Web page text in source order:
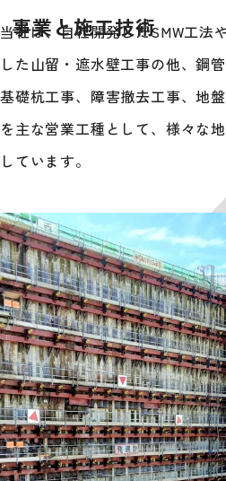
事業と施工技術
当社は、自社開発したSMW工法
した山留・遮水壁工事の他、鋼
基礎杭工事、障害撤去工事、地
を主な営業工種として、様々な
しています。